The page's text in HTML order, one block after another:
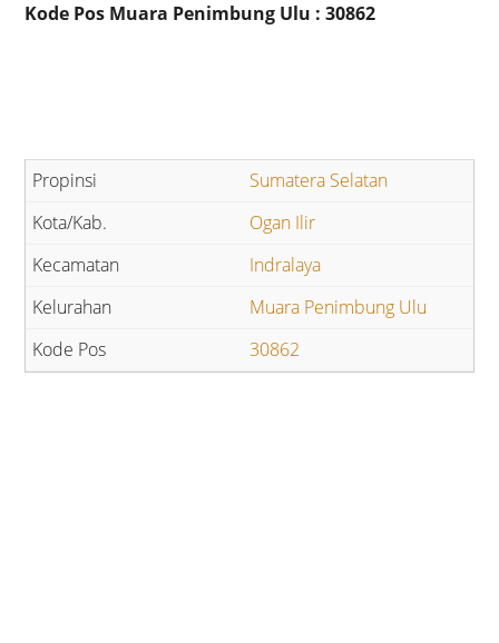
Kode Pos Muara Penimbung Ulu : 30862
Sumatera Selatan
Ogan Ilir
Indralaya
Muara Penimbung Ulu
30862